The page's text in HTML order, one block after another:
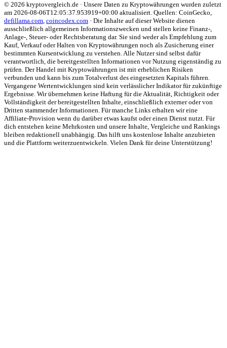
© 2026 kryptovergleich.de · Unsere Daten zu Kryptowährungen wurden zuletzt
am 2026-08-06T12:05:37.953919+00:00 aktualisiert. Quellen: CoinGecko,
defillama.com, coincodex.com · Die Inhalte auf dieser Website dienen
ausschließlich allgemeinen Informationszwecken und stellen keine Finanz-,
Anlage-, Steuer- oder Rechtsberatung dar. Sie sind weder als Empfehlung zum
Kauf, Verkauf oder Halten von Kryptowährungen noch als Zusicherung einer
bestimmten Kursentwicklung zu verstehen. Alle Nutzer sind selbst dafür
verantwortlich, die bereitgestellten Informationen vor Nutzung eigenständig zu
prüfen. Der Handel mit Kryptowährungen ist mit erheblichen Risiken
verbunden und kann bis zum Totalverlust des eingesetzten Kapitals führen.
Vergangene Wertentwicklungen sind kein verlässlicher Indikator für zukünftige
Ergebnisse. Wir übernehmen keine Haftung für die Aktualität, Richtigkeit oder
Vollständigkeit der bereitgestellten Inhalte, einschließlich externer oder von
Dritten stammender Informationen. Für manche Links erhalten wir eine
Affiliate-Provision wenn du darüber etwas kaufst oder einen Dienst nutzt. Für
dich entstehen keine Mehrkosten und unsere Inhalte, Vergleiche und Rankings
bleiben redaktionell unabhängig. Das hilft uns kostenlose Inhalte anzubieten
und die Plattform weiterzuentwickeln. Vielen Dank für deine Unterstützung!